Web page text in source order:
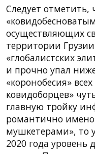
Следует отметить,
осуществляющих
территории
«глобалистских
и прочно упал
«коронобесия»
ковидоборцев»
главную тройку
романтично
мушкетерами», то
2020 года уровень